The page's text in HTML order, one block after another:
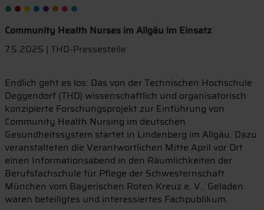
Community Health Nurses im Allgäu im Einsatz
7.5.2025 | THD-Pressestelle
Endlich geht es los: Das von der Technischen Hochschule
Deggendorf (THD) wissenschaftlich und organisatorisch
konzipierte Forschungsprojekt zur Einführung von
Community Health Nursing im deutschen
Gesundheitssystem startet in Lindenberg im Allgäu. Dazu
veranstalteten die Verantwortlichen Mitte April vor Ort
einen Informationsabend in den Räumlichkeiten der
Berufsfachschule für Pflege der Schwesternschaft
München vom Bayerischen Roten Kreuz e. V.. Geladen
waren beteiligtes und interessiertes Fachpublikum.